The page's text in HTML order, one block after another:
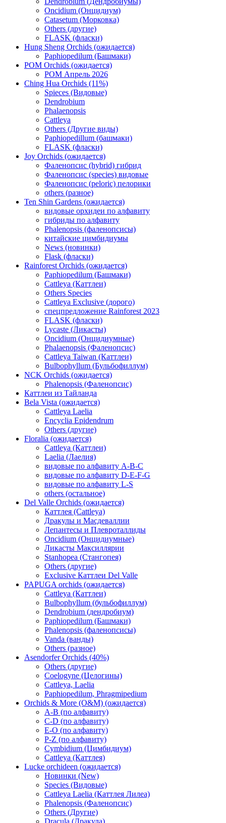
Oncidium (Онцидиум)
Catasetum (Морковка)
Others (другие)
FLASK (фласки)
Hung Sheng Orchids (ожидается)
Paphiopedilum (Башмаки)
POM Orchids (ожидается)
POM Апрель 2026
Ching Hua Orchids (11%)
Spieces (Видовые)
Dendrobium
Phalaenopsis
Cattleya
Others (Другие виды)
Paphiopedillum (башмаки)
FLASK (фласки)
Joy Orchids (ожидается)
Фаленопсис (hybrid) гибрид
Фаленопсис (species) видовые
Фаленопсис (peloric) пелорики
others (разное)
Ten Shin Gardens (ожидается)
видовые орхидеи по алфавиту
гибриды по алфавиту
Phalenopsis (фаленопсисы)
китайские цимбидиумы
News (новинки)
Flask (фласки)
Rainforest Orchids (ожидается)
Paphiopedilum (Башмаки)
Cattleya (Каттлеи)
Others Species
Cattleya Exclusive (дорого)
спецпредложение Rainforest 2023
FLASK (фласки)
Lycaste (Ликасты)
Oncidium (Онцидиумные)
Phalaenopsis (Фаленопсис)
Cattleya Taiwan (Каттлеи)
Bulbophyllum (Бульбофиллум)
NCK Orchids (ожидается)
Phalenopsis (Фаленопсис)
Каттлеи из Тайланда
Bela Vista (ожидается)
Cattleya Laelia
Encyclia Epidendrum
Others (другие)
Floralia (ожидается)
Cattleya (Каттлеи)
Laelia (Лаелия)
видовые по алфавиту A-B-C
видовые по алфавиту D-E-F-G
видовые по алфавиту L-S
others (остальное)
Del Valle Orchids (ожидается)
Каттлея (Cattleya)
Дракулы и Масдеваллии
Лепантесы и Плевроталлиды
Oncidium (Онцидиумные)
Ликасты Максиллярии
Stanhopea (Стангопея)
Others (другие)
Exclusive Каттлеи Del Valle
PAPUGA orchids (ожидается)
Cattleya (Каттлеи)
Bulbophyllum (бульбофиллум)
Dendrobium (дендробиум)
Paphiopedilum (Башмаки)
Phalenopsis (фаленопсисы)
Vanda (ванды)
Others (разное)
Asendorfer Orchids (40%)
Others (другие)
Coelogyne (Целогины)
Cattleya, Laelia
Paphiopedilum, Phragmipedium
Orchids & More (O&M) (ожидается)
A-B (по алфавиту)
C-D (по алфавиту)
E-O (по алфавиту)
P-Z (по алфавиту)
Cymbidium (Цимбидиум)
Cattleya (Каттлея)
Lucke orchideen (ожидается)
Новинки (New)
Species (Видовые)
Cattleya Laelia (Каттлея Лилеа)
Phalenopsis (Фаленопсис)
Others (Другие)
Dracula (Дракула)